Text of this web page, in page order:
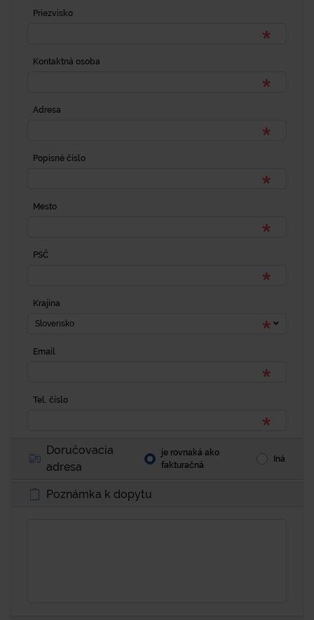
Priezvisko
Kontaktná osoba
Adresa
Popisné číslo
Mesto
PSČ
Krajina
Slovensko
Email
Tel. číslo
Doručovacia
adresa
je rovnaká ako
fakturačná
Iná
Poznámka k dopytu